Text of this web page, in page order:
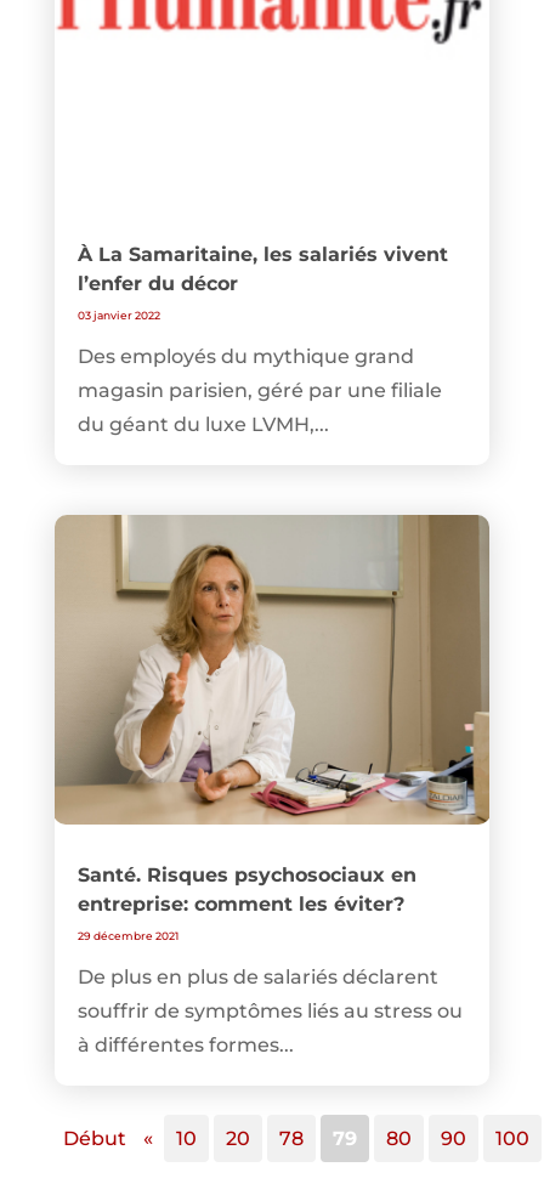
À La Samaritaine, les salariés vivent
l’enfer du décor
03 janvier 2022
Des employés du mythique grand
magasin parisien, géré par une filiale
du géant du luxe LVMH,...
Santé. Risques psychosociaux en
entreprise: comment les éviter?
29 décembre 2021
De plus en plus de salariés déclarent
souffrir de symptômes liés au stress ou
à différentes formes...
Début « 10 20 78 79 80 90 100